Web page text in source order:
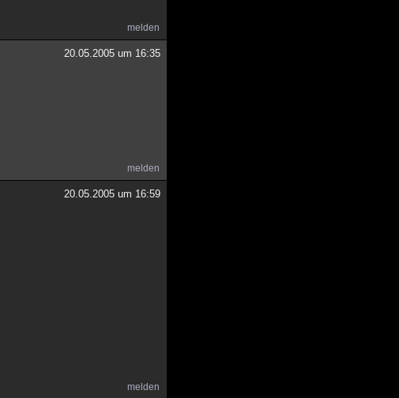
melden
20.05.2005 um 16:35
melden
20.05.2005 um 16:59
melden